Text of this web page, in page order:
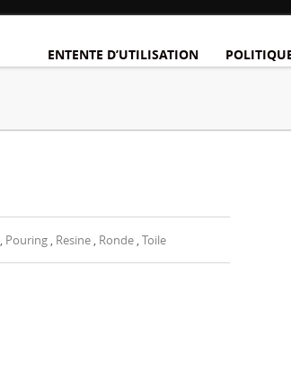
ENTENTE D’UTILISATION
, Pouring , Resine , Ronde ,Toile